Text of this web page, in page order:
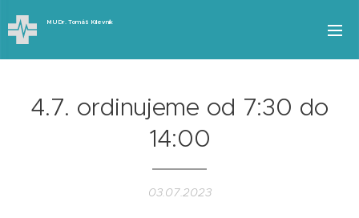
MUDr. Tomáš Kilevník
4.7. ordinujeme od 7:30 do
14:00
03.07.2023